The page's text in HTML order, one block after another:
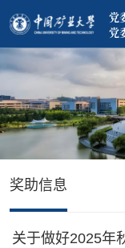
党
党
奖助信息
关于做好2025年